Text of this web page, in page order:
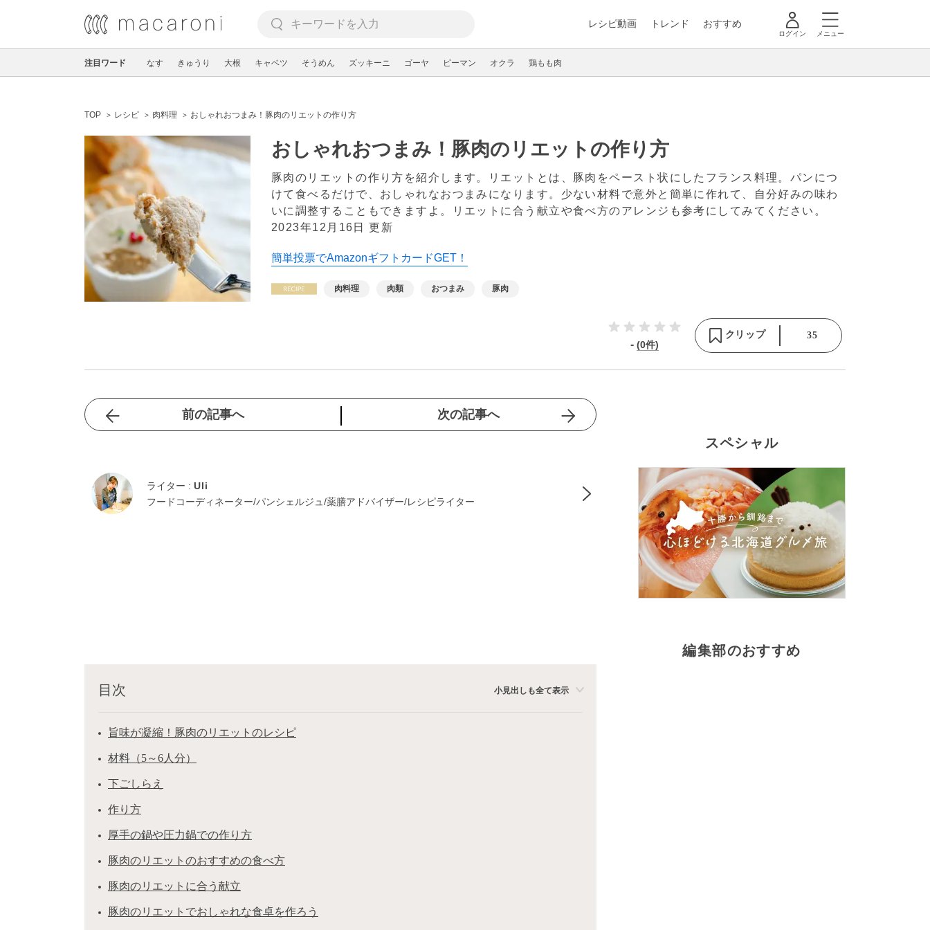
レシピ動画 トレンド おすすめ
ログイン メニュー
注目ワード なす きゅうり 大根 キャベツ そうめん ズッキーニ ゴーヤ ピーマン オクラ 鶏もも肉
TOP レシピ 肉料理 おしゃれおつまみ！豚肉のリエットの作り方
おしゃれおつまみ！豚肉のリエットの作り方
豚肉のリエットの作り方を紹介します。リエットとは、豚肉をペースト状にしたフランス料理。パンにつ
けて食べるだけで、おしゃれなおつまみになります。少ない材料で意外と簡単に作れて、自分好みの味わ
いに調整することもできますよ。リエットに合う献立や食べ方のアレンジも参考にしてみてください。
2023年12月16日 更新
簡単投票でAmazonギフトカードGET！
肉料理 肉類 おつまみ 豚肉
- (0件)
クリップ 35
前の記事へ 次の記事へ
ライター : Uli
フードコーディネーター/パンシェルジュ/薬膳アドバイザー/レシピライター
目次 小見出しも全て表示
旨味が凝縮！豚肉のリエットのレシピ
材料（5～6人分）
下ごしらえ
作り方
厚手の鍋や圧力鍋での作り方
豚肉のリエットのおすすめの食べ方
豚肉のリエットに合う献立
豚肉のリエットでおしゃれな食卓を作ろう
スペシャル
編集部のおすすめ